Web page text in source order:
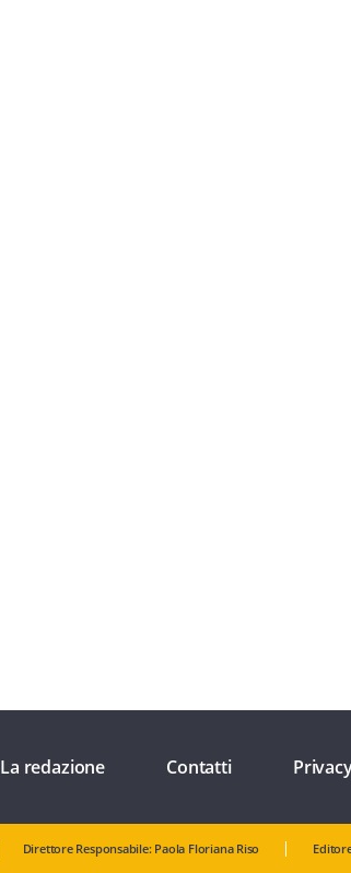
La redazione Contatti
Direttore Responsabile: Paola Floriana Riso